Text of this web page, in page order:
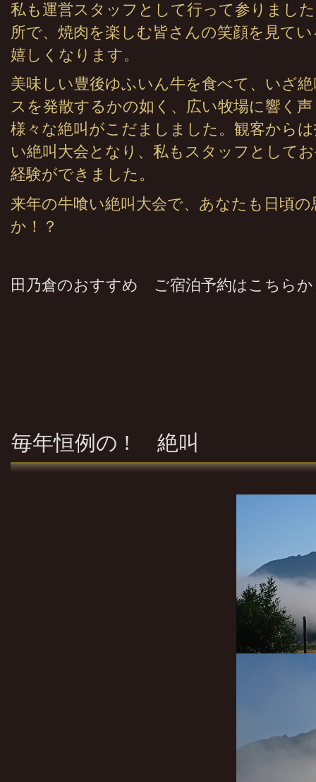
私も運営スタッフとして行って参りまし
所で、焼肉を楽しむ皆さんの笑顔を見て
嬉しくなります。
美味しい豊後ゆふいん牛を食べて、いざ
スを発散するかの如く、広い牧場に響く
様々な絶叫がこだましました。観客から
い絶叫大会となり、私もスタッフとして
経験ができました。
来年の牛喰い絶叫大会で、あなたも日頃
か！？
田乃倉のおすすめ ご宿泊予約はこちら
毎年恒例の ! 絶叫